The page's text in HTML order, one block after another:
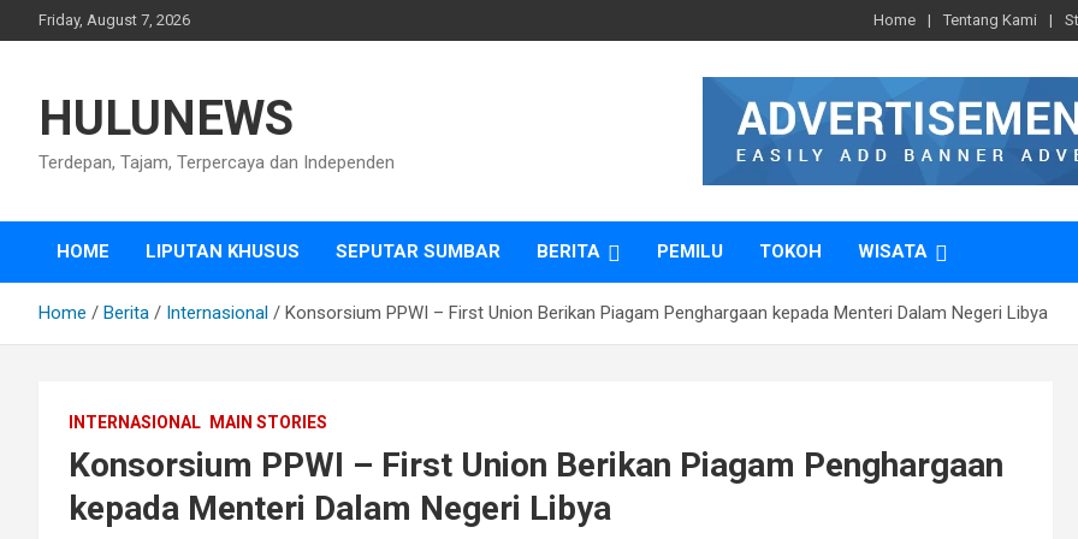
to
Friday, August 7, 2026 Home Tentang Kami
HULUNEWS
Terdepan, Tajam, Terpercaya dan Independen
HOME LIPUTAN KHUSUS SEPUTAR SUMBAR BERITA PEMILU TOKOH WISATA
Home Berita Internasional Konsorsium PPWI – First Union Berikan Piagam Penghargaan kepada Menteri Dalam Negeri Libya
INTERNASIONAL MAIN STORIES
Konsorsium PPWI – First Union Berikan Piagam Penghargaan
kepada Menteri Dalam Negeri Libya